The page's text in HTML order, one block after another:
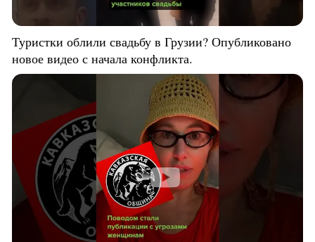
Туристки облили свадьбу в Грузии? Опубликовано
новое видео с начала конфликта.